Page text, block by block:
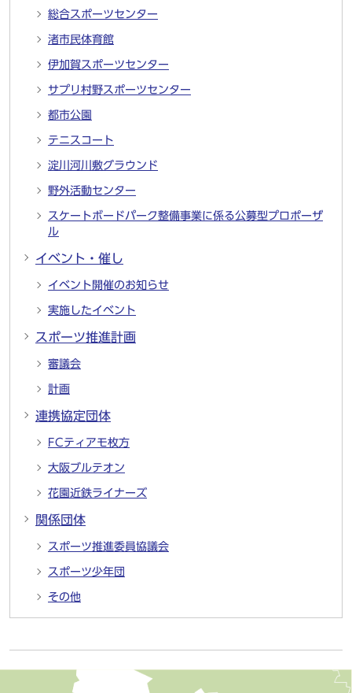
総合スポーツセンター
渚市民体育館
伊加賀スポーツセンター
サプリ村野スポーツセンター
都市公園
テニスコート
淀川河川敷グラウンド
野外活動センター
スケートボードパーク整備事業に係る公募型プロポーザ
ル
イベント・催し
イベント開催のお知らせ
実施したイベント
スポーツ推進計画
審議会
計画
連携協定団体
FCティアモ枚方
大阪ブルテオン
花園近鉄ライナーズ
関係団体
スポーツ推進委員協議会
スポーツ少年団
その他